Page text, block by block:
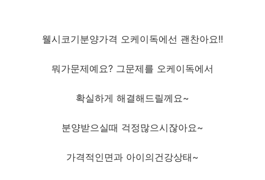
웰시코기분양가격 오케이독에선 괜찬아요!!
뭐가문제예요? 그문제를 오케이독에서
확실하게 해결해드릴께요~
분양받으실때 걱정많으시잖아요~
가격적인면과 아이의건강상태~